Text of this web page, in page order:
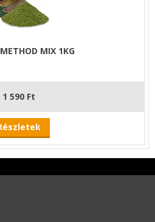
MIX 1KG
1 590 Ft